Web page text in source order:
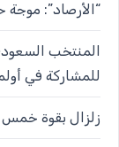
“الأرصاد”:
المنتخب
للمشاركة في
زلزال بقوة خمس